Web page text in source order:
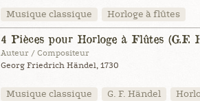
Musique classique Horloge à flûtes
4 Pièces pour Horloge à Flûtes (G.F.
Auteur / Compositeur
Georg Friedrich Händel, 1730
Musique classique G. F. Händel